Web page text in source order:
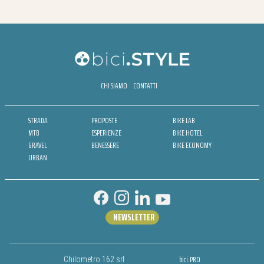
CHI SIAMO CONTATTI
STRADA
MTB
GRAVEL
URBAN
PROPOSTE
ESPERIENZE
BENESSERE
BIKE LAB
BIKE HOTEL
BIKE ECONOMY
Chilometro 162 srl bici.PRO
NEWSLETTER